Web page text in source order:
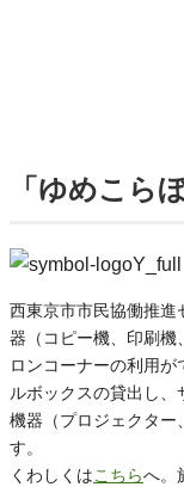
「ゆめこら
西東京市市民協働推進
器（コピー機、印刷機
ロンコーナーの利用
ルボックスの貸出し
機器（プロジェクター
す。
くわしくはこちらへ。